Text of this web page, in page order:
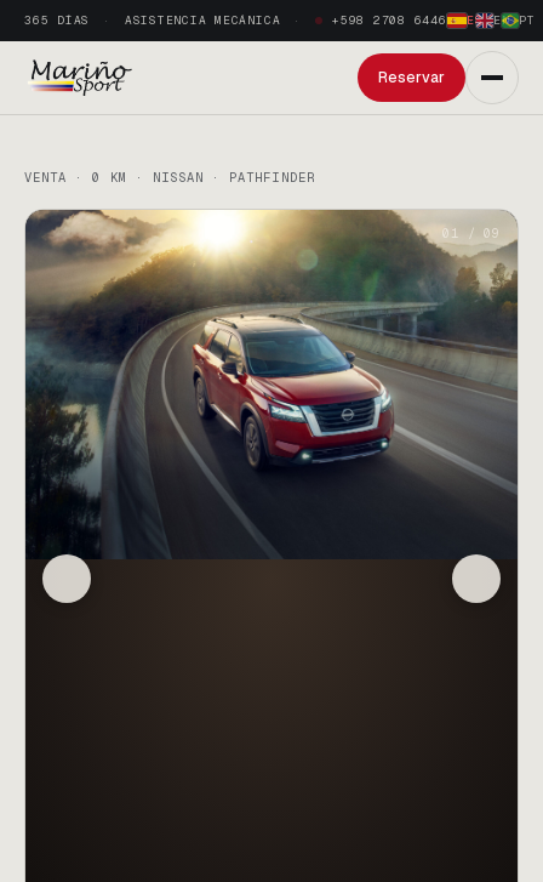
365 DÍAS ASISTENCIA MECÁNICA +598 2708 6446 ES
· EN
· PT
Reservar
VENTA · 0 KM · NISSAN · PATHFINDER
01 /09